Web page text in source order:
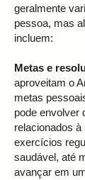
geralmente
pessoa, mas
incluem:
Metas e
aproveitam o
metas
pode envolver
relacionados
exercícios
saudável, até
avançar em